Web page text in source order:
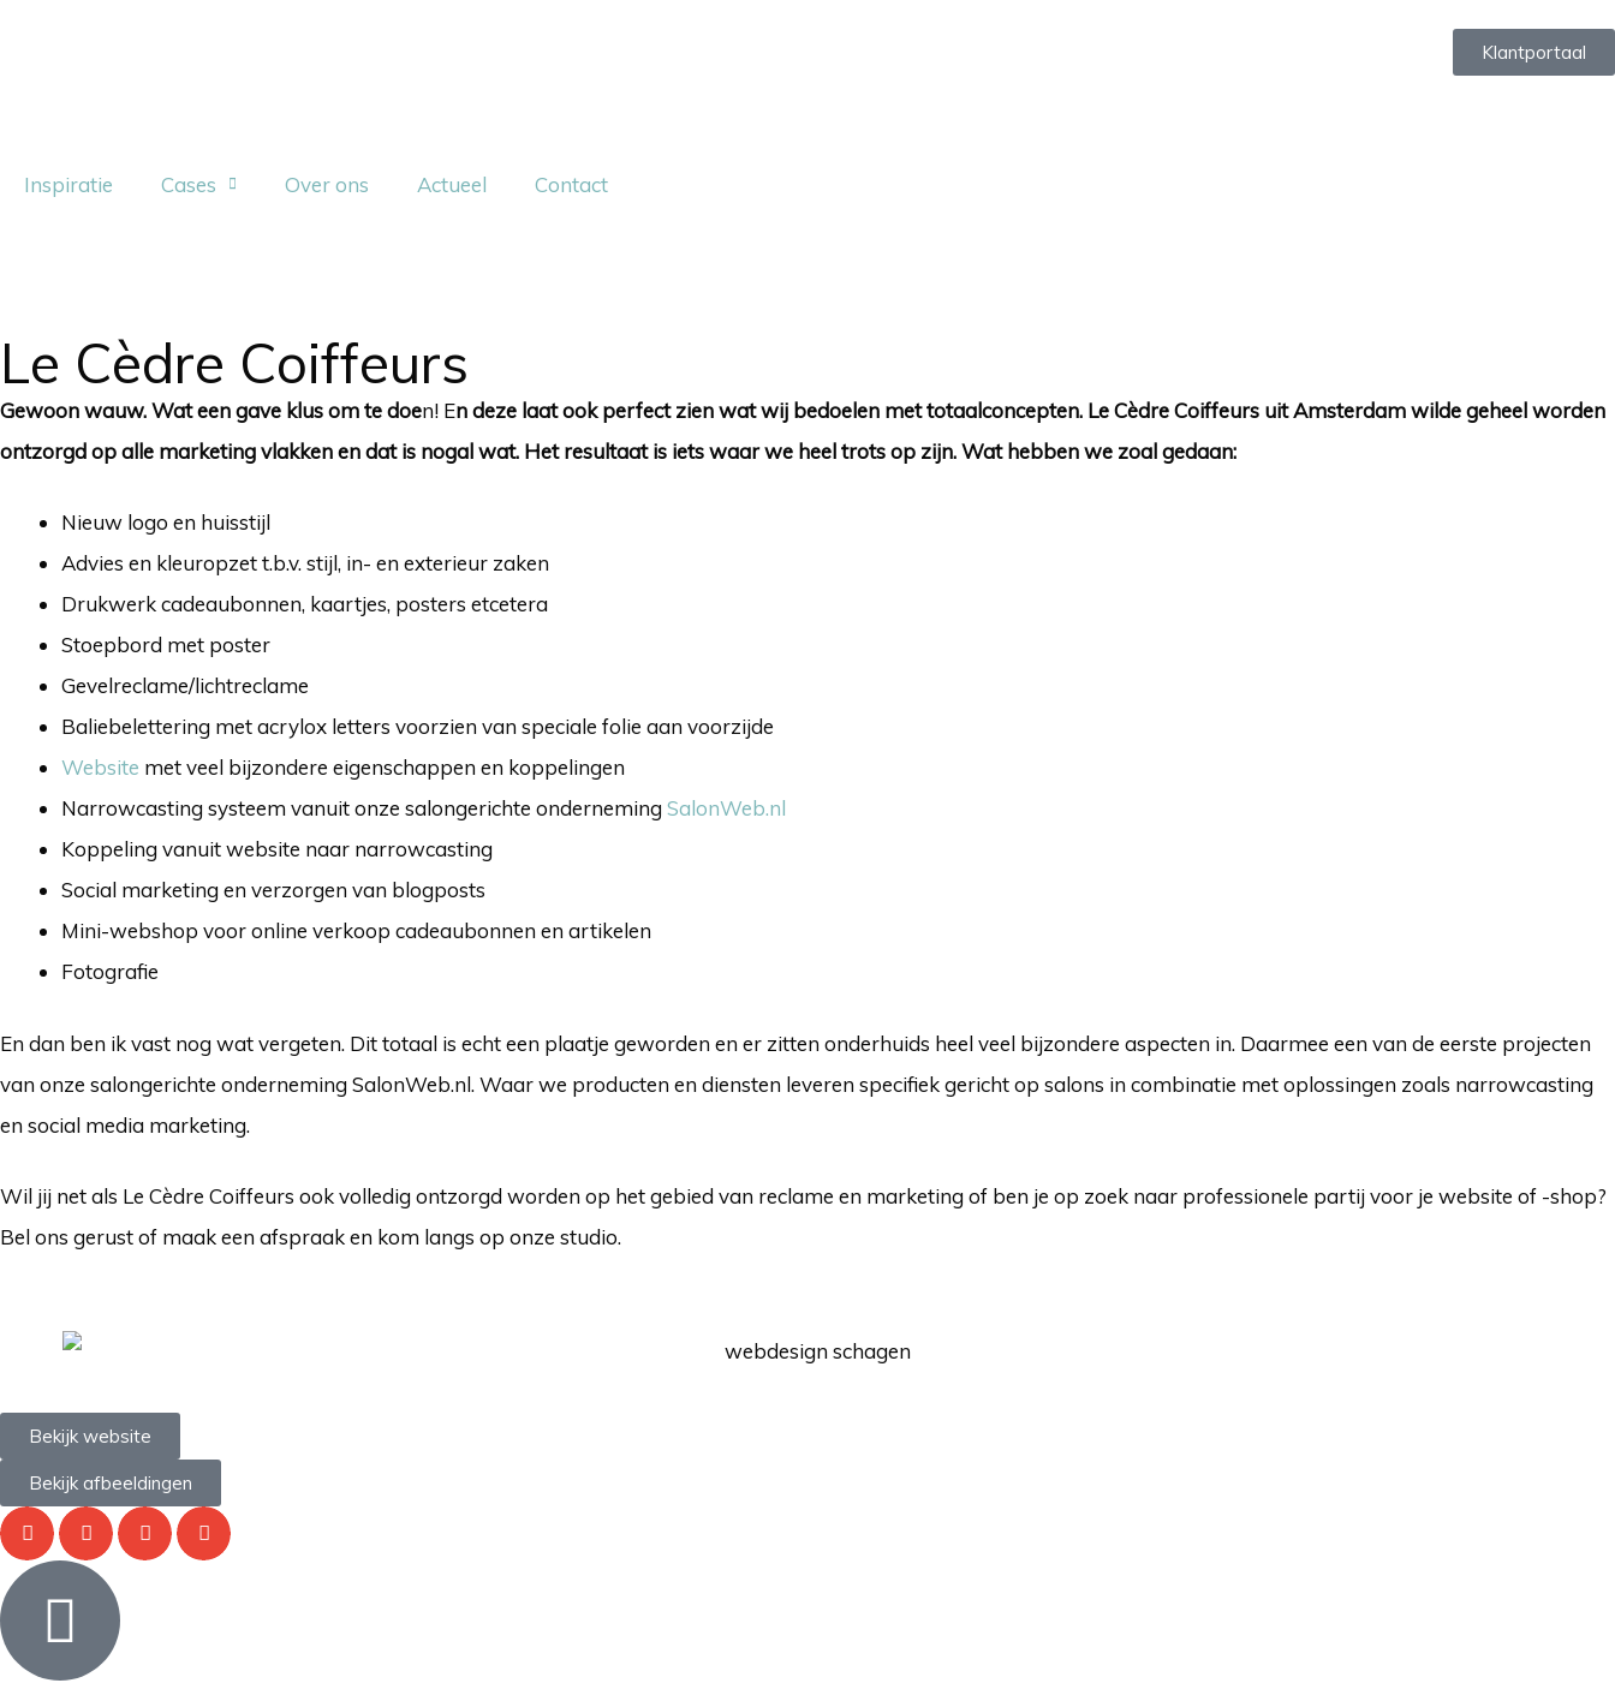
Klantportaal
Inspiratie Cases Over ons Actueel Contact
Le Cèdre Coiffeurs
Gewoon wauw. Wat een gave klus om te doen! En deze laat ook perfect zien wat wij bedoelen met totaalconcepten. Le Cèdre Coiffeurs uit Amsterdam wilde geheel worden
ontzorgd op alle marketing vlakken en dat is nogal wat. Het resultaat is iets waar we heel trots op zijn. Wat hebben we zoal gedaan:
Nieuw logo en huisstijl
Advies en kleuropzet t.b.v. stijl, in- en exterieur zaken
Drukwerk cadeaubonnen, kaartjes, posters etcetera
Stoepbord met poster
Gevelreclame/lichtreclame
Baliebelettering met acrylox letters voorzien van speciale folie aan voorzijde
Website met veel bijzondere eigenschappen en koppelingen
Narrowcasting systeem vanuit onze salongerichte ondernemingSalonWeb.nl
Koppeling vanuit website naar narrowcasting
Social marketing en verzorgen van blogposts
Mini-webshop voor online verkoop cadeaubonnen en artikelen
Fotografie
En dan ben ik vast nog wat vergeten. Dit totaal is echt een plaatje geworden en er zitten onderhuids heel veel bijzondere aspecten in. Daarmee een van de eerste projecten
van onze salongerichte onderneming SalonWeb.nl. Waar we producten en diensten leveren specifiek gericht op salons in combinatie met oplossingen zoals narrowcasting
en social media marketing.
Wil jij net als Le Cèdre Coiffeurs ook volledig ontzorgd worden op het gebied van reclame en marketing of ben je op zoek naar professionele partij voor je website of -shop?
Bel ons gerust of maak een afspraak en kom langs op onze studio.
Bekijk website
Bekijk afbeeldingen